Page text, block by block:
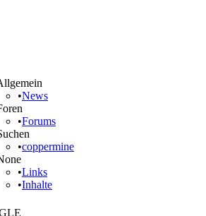
•News
•Forums
•coppermine
•Links
•Inhalte